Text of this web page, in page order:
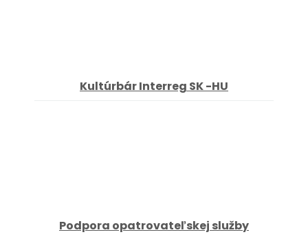
Kultúrbár Interreg SK -HU
Podpora opatrovateľskej služby